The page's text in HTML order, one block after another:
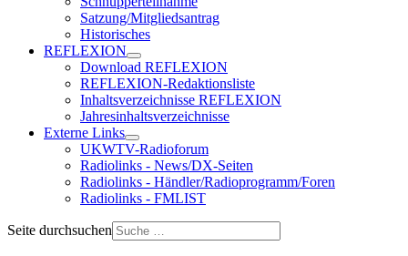
Satzung/Mitgliedsantrag
Historisches
REFLEXION
Download REFLEXION
REFLEXION-Redaktionsliste
Inhaltsverzeichnisse REFLEXION
Jahresinhaltsverzeichnisse
Externe Links
UKWTV-Radioforum
Radiolinks - News/DX-Seiten
Radiolinks - Händler/Radioprogramm/Foren
Radiolinks - FMLIST
Seite durchsuchen